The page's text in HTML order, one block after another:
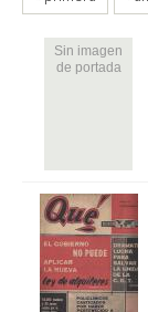
Sin imagen
de portada